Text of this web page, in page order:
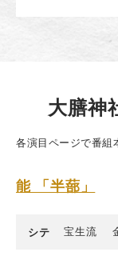
大膳神
各演目ページで番組
能 「半蔀」
シテ 宝生流